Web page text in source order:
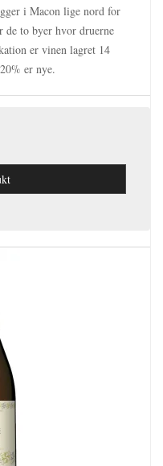
i Macon lige nord for
de to byer hvor druerne
er vinen lagret 14
er nye.